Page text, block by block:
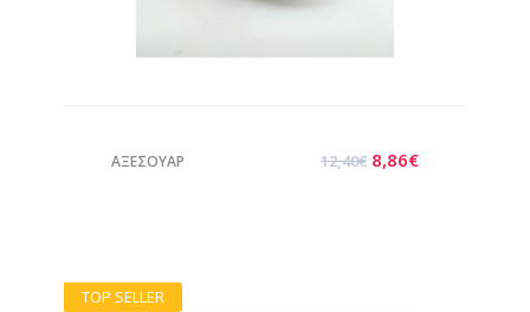
12,40€ 8,86€
ΑΞΕΣΟΥΑΡ
TOP SELLER